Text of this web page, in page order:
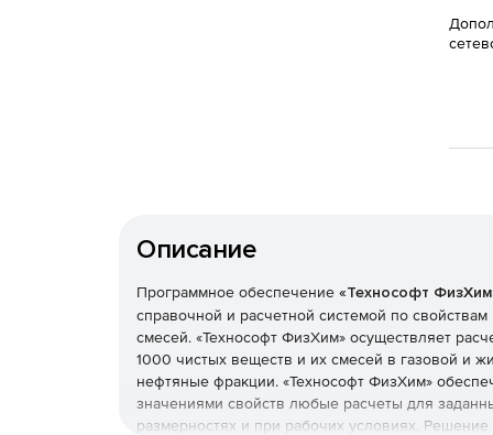
Описание
Программное обеспечение «Технософт
справочной и расчетной системой по
смесей. «Технософт ФизХим» осуществляет
1000 чистых веществ и их смесей в газовой и
нефтяные фракции. «Технософт ФизХим»
значениями свойств любые расчеты для
размерностях и при рабочих условиях.